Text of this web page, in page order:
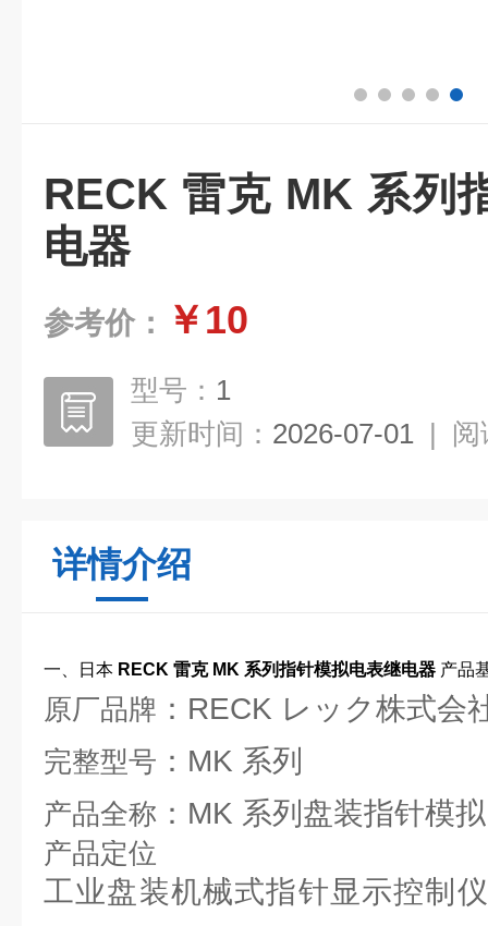
RECK 雷克 MK 系列
电器
参考价： ￥10
型号： 1
更新时间： 2026-07-01 | 阅
详情介绍
一、日本 RECK 雷克 MK 系列指针模拟电表继电器 产品
原厂品牌 ：RECK レック株式会
完整型号 ：MK 系列
产品全称 ：MK 系列盘装指针模
产品定位
工业盘装机械式指针显示控制